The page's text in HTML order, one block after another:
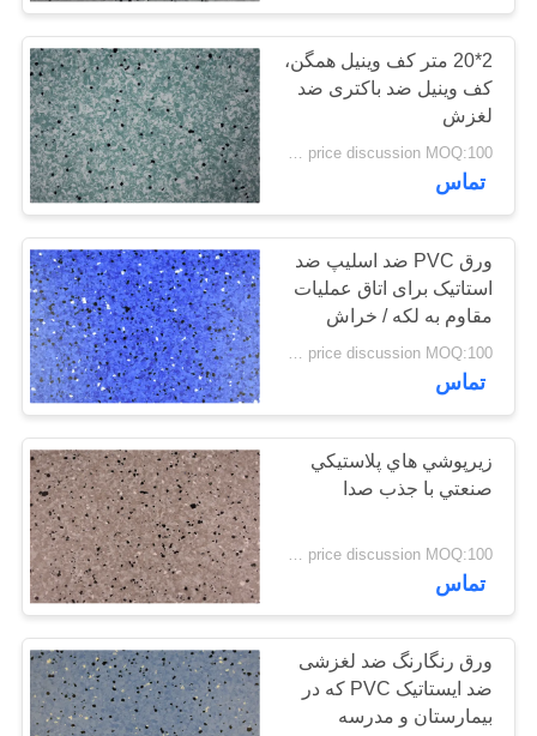
نقشه
سایت
سیاست
حفظ
حریم
خصوصی
کفپوش های ضد
استاتیک PVC
ورق PVC ضد
ایستاتیک
15
کفپوش های وینیلی
خشک
49
2*20 متر کف وینیل همگن،
کف وینیل ضد باکتری ضد
لغزش
price discussion MOQ:100 متر مربع
تماس
ورق PVC ضد اسلیپ ضد
استاتیک برای اتاق عملیات
مقاوم به لکه / خراش
price discussion MOQ:100 متر مربع
تماس
زيرپوشي هاي پلاستیکي
صنعتي با جذب صدا
تماس
ورق رنگارنگ ضد لغزشی
ضد ایستاتیک PVC که در
بیمارستان و مدرسه